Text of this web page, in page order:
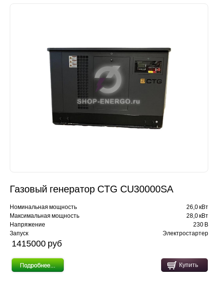
Газовый генератор CTG CU30000SA
Номинальная мощность
26,0 кВт
Максимальная мощность
28,0 кВт
Напряжение
230 В
Запуск
Электростартер
1415000 pуб
Купить